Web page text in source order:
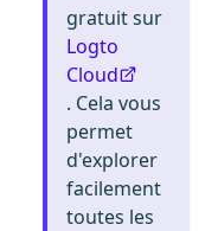
gratuit sur
Logto
Cloud
. Cela vous
permet
d'explorer
facilement
toutes les